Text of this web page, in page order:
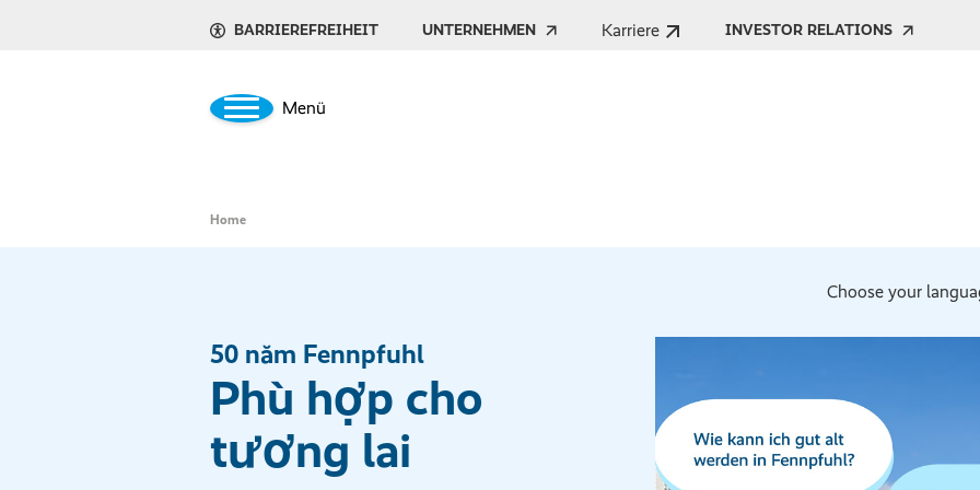
BARRIEREFREIHEIT UNTERNEHMEN Karriere INVESTOR RELATIONS
Menü
Home
Choose your
50 năm Fennpfuhl
Phù hợp cho
tương lai